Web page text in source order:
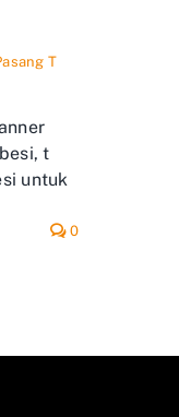
T
t
untuk
0